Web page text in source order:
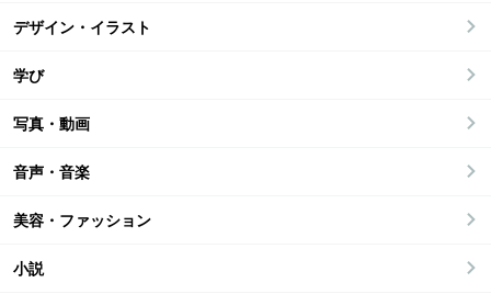
デザイン・イラスト
学び
写真・動画
音声・音楽
美容・ファッション
小説